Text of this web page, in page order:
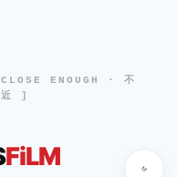
ENOUGH · 不
近 ]
FiLM